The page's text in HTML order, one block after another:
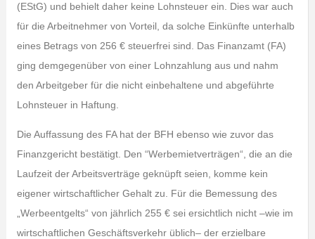
(EStG) und behielt daher keine Lohnsteuer ein. Dies war auch
für die Arbeitnehmer von Vorteil, da solche Einkünfte unterhalb
eines Betrags von 256 € steuerfrei sind. Das Finanzamt (FA)
ging demgegenüber von einer Lohnzahlung aus und nahm
den Arbeitgeber für die nicht einbehaltene und abgeführte
Lohnsteuer in Haftung.
Die Auffassung des FA hat der BFH ebenso wie zuvor das
Finanzgericht bestätigt. Den “Werbemietverträgen“, die an die
Laufzeit der Arbeitsverträge geknüpft seien, komme kein
eigener wirtschaftlicher Gehalt zu. Für die Bemessung des
„Werbeentgelts“ von jährlich 255 € sei ersichtlich nicht –wie im
wirtschaftlichen Geschäftsverkehr üblich– der erzielbare